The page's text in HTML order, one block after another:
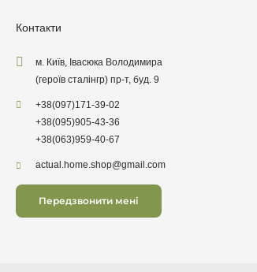
Контакти
м. Київ, Івасюка Володимира
(героїв сталінгр) пр-т, буд. 9
+38(097)171-39-02
+38(095)905-43-36
+38(063)959-40-67
actual.home.shop@gmail.com
Передзвонити мені